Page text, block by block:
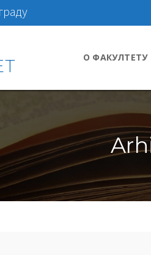
О ФАКУЛТЕТУ